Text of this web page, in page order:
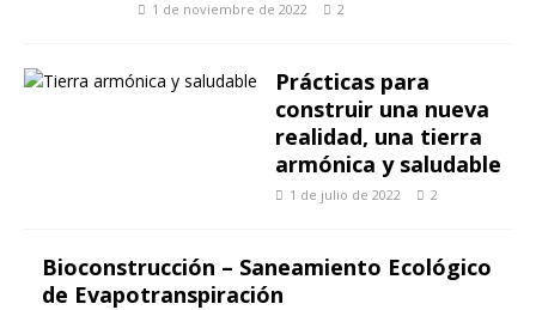
1 de noviembre de 2022 2
Prácticas para
construir una nueva
realidad, una tierra
armónica y saludable
1 de julio de 2022 2
Bioconstrucción – Saneamiento Ecológico
de Evapotranspiración